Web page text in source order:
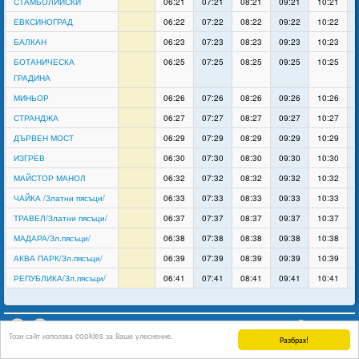
Разбрах!
Този сайт използва cookies за Ваше улеснение.
ЕВКСИНОГРАД
06:22 07:22 08:22 09:22 10:22
БАЛКАН
06:23 07:23 08:23 09:23 10:23
БОТАНИЧЕСКА
ГРАДИНА
06:25 07:25 08:25 09:25 10:25
МИНЬОР 06:26 07:26 08:26 09:26 10:26
СТРАНДЖА
06:27 07:27 08:27 09:27 10:27
ДЪРВЕН МОСТ
06:29 07:29 08:29 09:29 10:29
ИЗГРЕВ
06:30 07:30 08:30 09:30 10:30
МАЙСТОР МАНОЛ
06:32 07:32 08:32 09:32 10:32
ЧАЙКА /Златни пясъци/
06:33 07:33 08:33 09:33 10:33
ТРАВЕЛ/Златни пясъци/
06:37 07:37 08:37 09:37 10:37
МАДАРА/Зл.пясъци/
06:38 07:38 08:38 09:38 10:38
АКВА ПАРК/Зл.пясъци/
06:39 07:39 08:39 09:39 10:39
РЕПУБЛИКА/Зл.пясъци/
06:41 07:41 08:41 09:41 10:41
support